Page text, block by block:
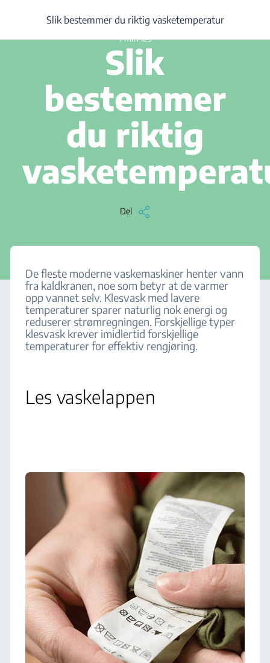
/ Artikkel Slik bestemmer du riktig vasketemperatur
1 min les
Slik
bestemmer
du riktig
Del
Slik bestemmer du riktig vasketemperatur
De fleste moderne vaskemaskiner henter vann
fra kaldkranen, noe som betyr at de varmer
opp vannet selv. Klesvask med lavere
temperaturer sparer naturlig nok energi og
reduserer strømregningen. Forskjellige typer
klesvask krever imidlertid forskjellige
temperaturer for effektiv rengjøring.
Les vaskelappen